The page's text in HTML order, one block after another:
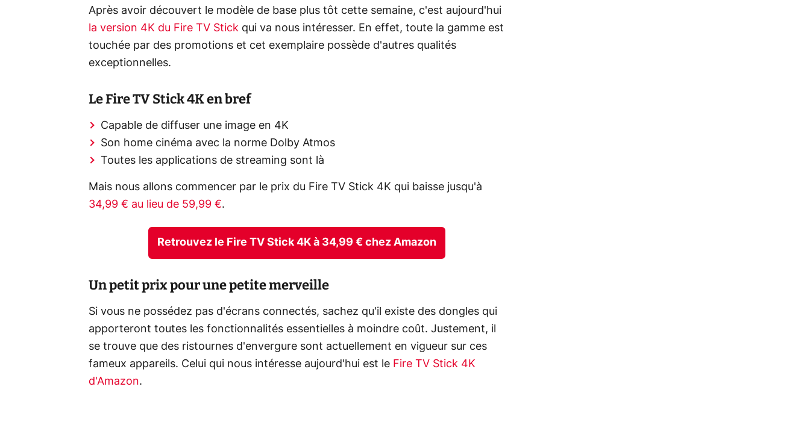
Après avoir découvert le modèle de base plus tôt cette semaine, c'est aujourd'hui
la version 4K du Fire TV Stick qui va nous intéresser. En effet, toute la gamme est
touchée par des promotions et cet exemplaire possède d'autres qualités
exceptionnelles.
Le Fire TV Stick 4K en bref
Capable de diffuser une image en 4K
Son home cinéma avec la norme Dolby Atmos
Toutes les applications de streaming sont là
Mais nous allons commencer par le prix du Fire TV Stick 4K qui baisse jusqu'à
34,99 € au lieu de 59,99 €.
Retrouvez le Fire TV Stick 4K à 34,99 € chez Amazon
Un petit prix pour une petite merveille
Si vous ne possédez pas d'écrans connectés, sachez qu'il existe des dongles qui
apporteront toutes les fonctionnalités essentielles à moindre coût. Justement, il
se trouve que des ristournes d'envergure sont actuellement en vigueur sur ces
fameux appareils. Celui qui nous intéresse aujourd'hui est le Fire TV Stick 4K
d'Amazon.